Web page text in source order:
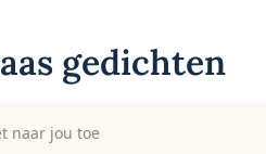
gedichten
naar jou toe